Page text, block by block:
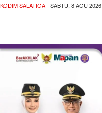
KODIM SALATIGA- SABTU, 8 AGU 2026